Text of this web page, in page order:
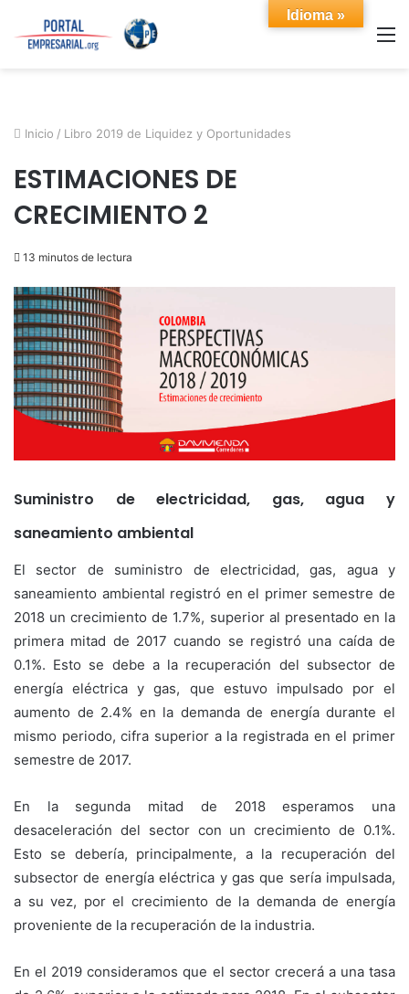
Inicio / Libro 2019 de Liquidez y Oportunidades
ESTIMACIONES DE
CRECIMIENTO 2
13 minutos de lectura
Suministro de electricidad, gas, agua y
saneamiento ambiental
El sector de suministro de electricidad, gas, agua y
saneamiento ambiental registró en el primer semestre de
2018 un crecimiento de 1.7%, superior al presentado en la
primera mitad de 2017 cuando se registró una caída de
0.1%. Esto se debe a la recuperación del subsector de
energía eléctrica y gas, que estuvo impulsado por el
aumento de 2.4% en la demanda de energía durante el
mismo periodo, cifra superior a la registrada en el primer
semestre de 2017.
En la segunda mitad de 2018 esperamos una
desaceleración del sector con un crecimiento de 0.1%.
Esto se debería, principalmente, a la recuperación del
subsector de energía eléctrica y gas que sería impulsada,
a su vez, por el crecimiento de la demanda de energía
proveniente de la recuperación de la industria.
En el 2019 consideramos que el sector crecerá a una tasa
Idioma »